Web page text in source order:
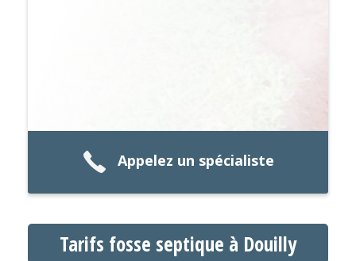
Appelez un spécialiste
Tarifs fosse septique à Douilly